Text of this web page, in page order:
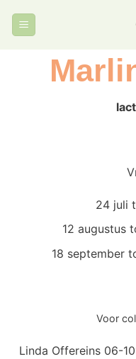
naar
24 juli
12 augustus
18 september
Voor
Linda Offereins 06-